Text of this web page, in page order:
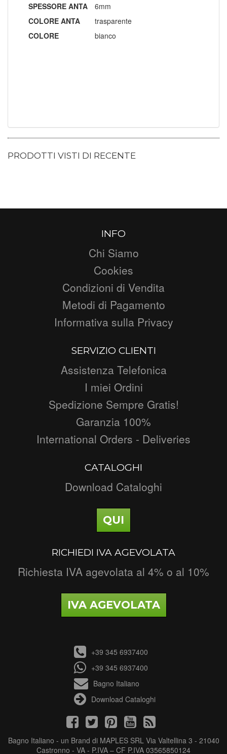
SPESSORE ANTA
6mm
COLORE ANTA
trasparente
COLORE
bianco
PRODOTTI VISTI DI RECENTE
INFO
Chi Siamo
Cookies
Condizioni di Vendita
Metodi di Pagamento
Informativa sulla Privacy
SERVIZIO CLIENTI
Assistenza Telefonica
I miei Ordini
Spedizione Sempre Gratis!
Garanzia 100%
International Orders - Deliveries
CATALOGHI
Download Cataloghi
QUI
RICHIEDI IVA AGEVOLATA
Richiesta IVA agevolata al 4% o al 10%
IVA AGEVOLATA
+39 345 6937400
+39 345 6937400
Bagno Italiano
Download Cataloghi
Bagno Italiano - un Brand di MAPLES SRL Via Valtellina 3 - 21040
Castronno - VA - P.IVA – CF P.IVA 03565850124